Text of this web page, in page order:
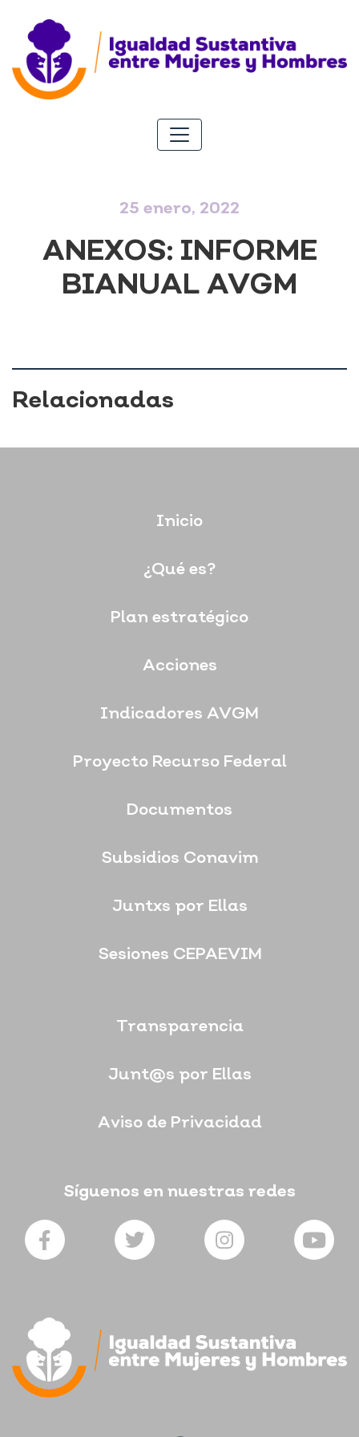
25 enero, 2022
ANEXOS: INFORME
BIANUAL AVGM
Relacionadas
Inicio
¿Qué es?
Plan estratégico
Acciones
Indicadores AVGM
Proyecto Recurso Federal
Documentos
Subsidios Conavim
Juntxs por Ellas
Sesiones CEPAEVIM
Transparencia
Junt@s por Ellas
Aviso de Privacidad
Síguenos en nuestras redes